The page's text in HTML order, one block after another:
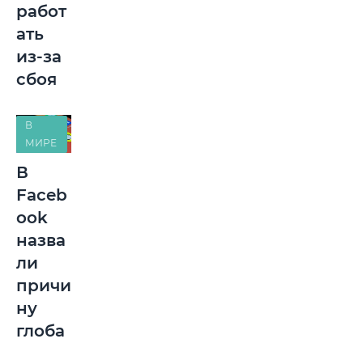
работ
ать
из-за
сбоя
В
МИРЕ
В
Faceb
ook
назва
ли
причи
ну
глоба